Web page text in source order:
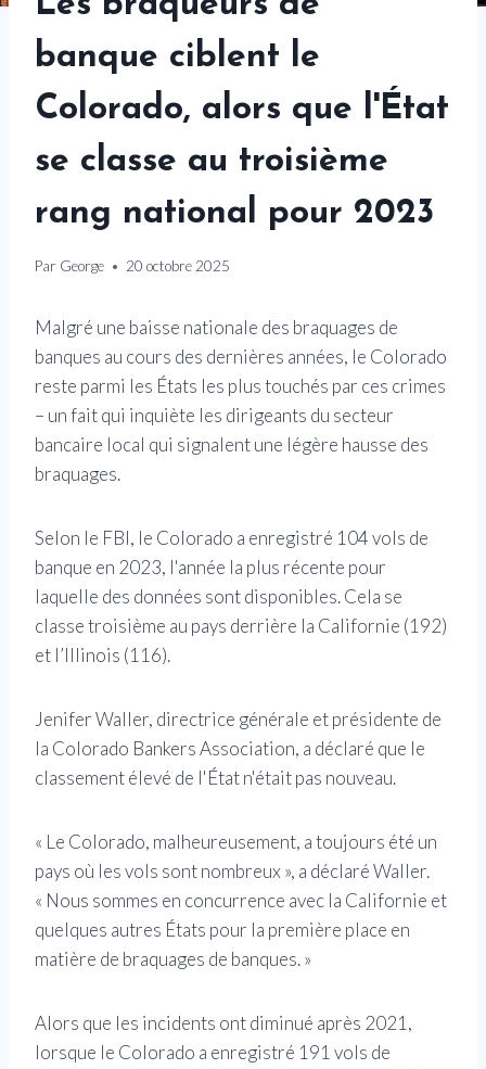
banque ciblent le
Colorado, alors que l'État
se classe au troisième
rang national pour 2023
Par George 20 octobre 2025
Malgré une baisse nationale des braquages ​​de
banques au cours des dernières années, le Colorado
reste parmi les États les plus touchés par ces crimes
– un fait qui inquiète les dirigeants du secteur
bancaire local qui signalent une légère hausse des
braquages.
Selon le FBI, le Colorado a enregistré 104 vols de
banque en 2023, l'année la plus récente pour
laquelle des données sont disponibles. Cela se
classe troisième au pays derrière la Californie (192)
et l’Illinois (116).
Jenifer Waller, directrice générale et présidente de
la Colorado Bankers Association, a déclaré que le
classement élevé de l'État n'était pas nouveau.
« Le Colorado, malheureusement, a toujours été un
pays où les vols sont nombreux », a déclaré Waller.
« Nous sommes en concurrence avec la Californie et
quelques autres États pour la première place en
matière de braquages ​​de banques. »
Alors que les incidents ont diminué après 2021,
lorsque le Colorado a enregistré 191 vols de